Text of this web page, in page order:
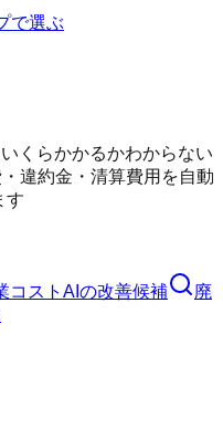
で選ぶ
くらかかるかわからない
違約金・清算費用を自動
す
コストAI の改善候補
廃